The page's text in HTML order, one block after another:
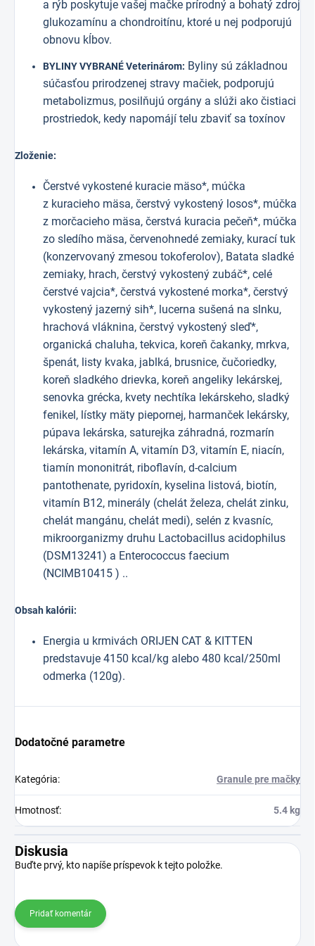
a rýb poskytuje vašej mačke prírodný a bohatý zdroj
glukozamínu a chondroitínu, ktoré u nej podporujú
obnovu kĺbov.
BYLINY VYBRANÉ Veterinárom: Byliny sú základnou
súčasťou prirodzenej stravy mačiek, podporujú
metabolizmus, posilňujú orgány a slúži ako čistiaci
prostriedok, kedy napomájí telu zbaviť sa toxínov
Zloženie:
Čerstvé vykostené kuracie mäso*, múčka
z kuracieho mäsa, čerstvý vykostený losos*, múčka
z morčacieho mäsa, čerstvá kuracia pečeň*, múčka
zo sledího mäsa, červenohnedé zemiaky, kurací tuk
(konzervovaný zmesou tokoferolov), Batata sladké
zemiaky, hrach, čerstvý vykostený zubáč*, celé
čerstvé vajcia*, čerstvá vykostené morka*, čerstvý
vykostený jazerný sih*, lucerna sušená na slnku,
hrachová vláknina, čerstvý vykostený sleď*,
organická chaluha, tekvica, koreň čakanky, mrkva,
špenát, listy kvaka, jablká, brusnice, čučoriedky,
koreň sladkého drievka, koreň angeliky lekárskej,
senovka grécka, kvety nechtíka lekárskeho, sladký
fenikel, lístky mäty piepornej, harmanček lekársky,
púpava lekárska, saturejka záhradná, rozmarín
lekárska, vitamín A, vitamín D3, vitamín E, niacín,
tiamín mononitrát, riboflavín, d-calcium
pantothenate, pyridoxín, kyselina listová, biotín,
vitamín B12, minerály (chelát železa, chelát zinku,
chelát mangánu, chelát medi), selén z kvasníc,
mikroorganizmy druhu Lactobacillus acidophilus
(DSM13241) a Enterococcus faecium
(NCIMB10415 ) ..
Obsah kalórii:
Energia u krmivách ORIJEN CAT & KITTEN
predstavuje 4150 kcal/kg alebo 480 kcal/250ml
odmerka (120g).
Dodatočné parametre
Kategória: Granule pre mačky
Hmotnosť: 5.4 kg
Diskusia
Buďte prvý, kto napíše príspevok k tejto položke.
Pridať komentár